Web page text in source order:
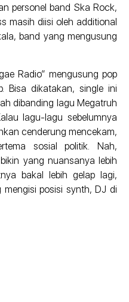
personel band Ska Rock,
masih diisi oleh additional
band yang mengusung
Radio” mengusung pop
Bisa dikatakan, single ini
dibanding lagu Megatruh
lagu-lagu sebelumnya
cenderung mencekam,
sosial politik. Nah,
yang nuansanya lebih
bakal lebih gelap lagi,
posisi synth, DJ di